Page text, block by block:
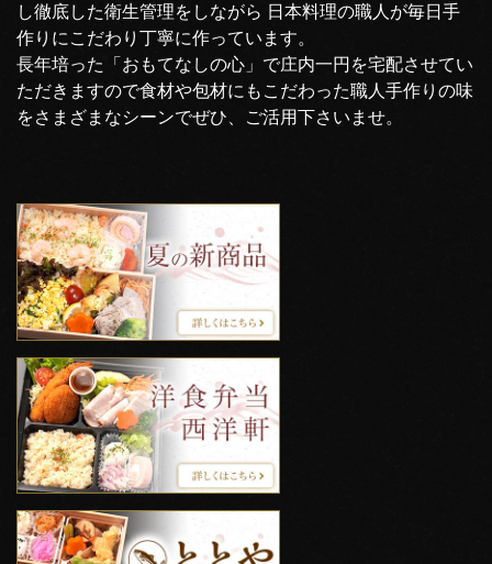
し徹底した衛生管理をしながら 日本料理の職人が毎日手
作りにこだわり丁寧に作っています。
長年培った「おもてなしの心」で庄内一円を宅配させてい
ただきますので食材や包材にもこだわった職人手作りの味
をさまざまなシーンでぜひ、ご活用下さいませ。